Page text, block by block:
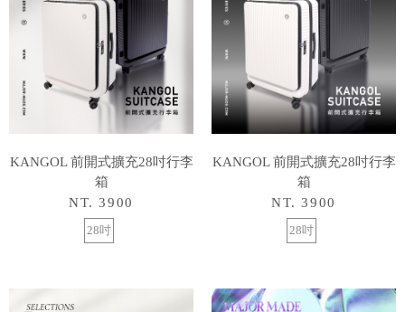
KANGOL 前開式擴充28吋行李
箱
NT. 3900
28吋
KANGOL 前開式擴充28吋行李
箱
NT. 3900
28吋